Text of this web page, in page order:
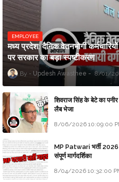
EMPLOYEE
मध्य प्रदेश: दैनिक वेतनभोगी
पर सरकार का बड़ा स्पष्टीकरण
Updesh Awasthee 8/01/
शिवराज सिंह के बेटे का
लैब भेजा
8/06/2026 10:09:00
MP Patwari भर्ती
संपूर्ण मार्गदर्शिका
8/04/2026 10:32:00